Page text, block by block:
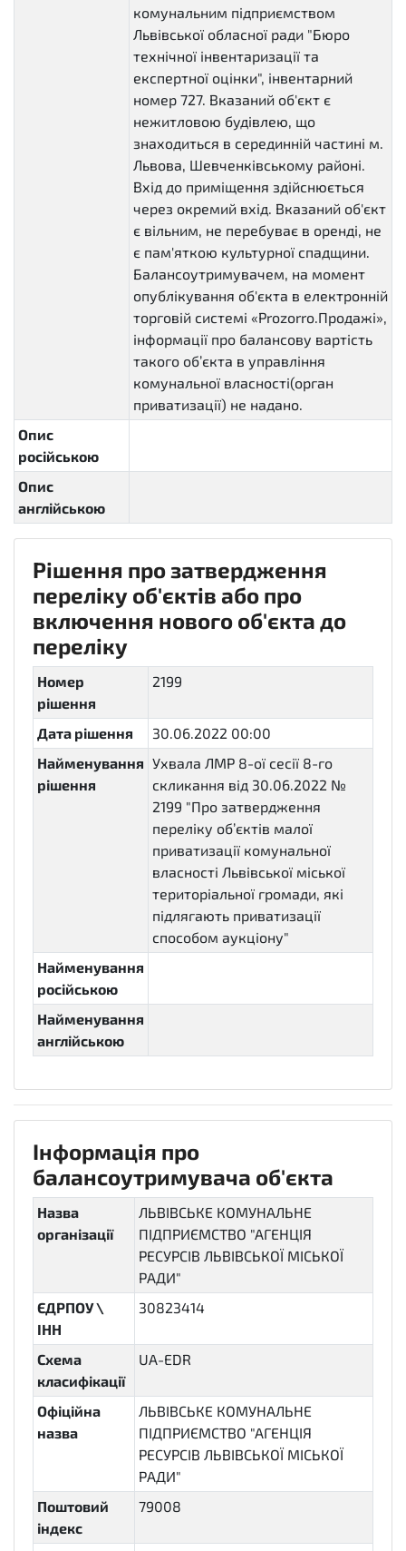
комунальним підприємством
Львівської обласної ради "Бюро
технічної інвентаризації та
експертної оцінки", інвентарний
номер 727. Вказаний об'єкт є
нежитловою будівлею, що
знаходиться в серединній частині м.
Львова, Шевченківському районі.
Вхід до приміщення здійснюється
через окремий вхід. Вказаний об'єкт
є вільним, не перебуває в оренді, не
є пам'яткою культурної спадщини.
Балансоутримувачем, на момент
опублікування об'єкта в електронній
торговій системі «Prozorro.Продажі»,
інформації про балансову вартість
такого об’єкта в управління
комунальної власності(орган
приватизації) не надано.
Опис
російською
Опис
англійською
Рішення про затвердження
переліку об'єктів або про
включення нового об'єкта до
переліку
Номер
рішення
2199
Дата рішення
30.06.2022 00:00
Найменування
рішення
Ухвала ЛМР 8-ої сесії 8-го
скликання від 30.06.2022 №
2199 "Про затвердження
переліку об’єктів малої
приватизації комунальної
власності Львівської міської
територіальної громади, які
підлягають приватизації
способом аукціону"
Найменування
російською
Найменування
англійською
Інформація про
балансоутримувача об'єкта
Назва
організації
ЛЬВІВСЬКЕ КОМУНАЛЬНЕ
ПІДПРИЄМСТВО "АГЕНЦІЯ
РЕСУРСІВ ЛЬВІВСЬКОЇ МІСЬКОЇ
РАДИ"
ЄДРПОУ \
ІНН
30823414
Схема
класифікації
UA-EDR
Офіційна
назва
ЛЬВІВСЬКЕ КОМУНАЛЬНЕ
ПІДПРИЄМСТВО "АГЕНЦІЯ
РЕСУРСІВ ЛЬВІВСЬКОЇ МІСЬКОЇ
РАДИ"
Поштовий
індекс
79008